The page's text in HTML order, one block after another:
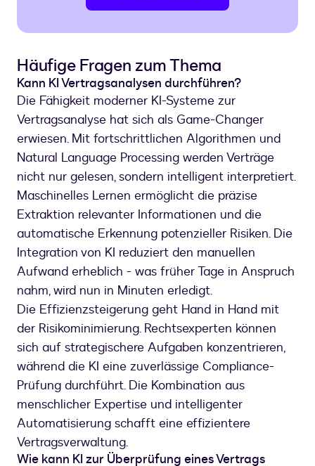
Häufige Fragen zum Thema
Kann KI Vertragsanalysen durchführen?
Die Fähigkeit moderner KI-Systeme zur
Vertragsanalyse hat sich als Game-Changer
erwiesen. Mit fortschrittlichen Algorithmen und
Natural Language Processing werden Verträge
nicht nur gelesen, sondern intelligent interpretiert.
Maschinelles Lernen ermöglicht die präzise
Extraktion relevanter Informationen und die
automatische Erkennung potenzieller Risiken. Die
Integration von KI reduziert den manuellen
Aufwand erheblich - was früher Tage in Anspruch
nahm, wird nun in Minuten erledigt.
Die Effizienzsteigerung geht Hand in Hand mit
der Risikominimierung. Rechtsexperten können
sich auf strategischere Aufgaben konzentrieren,
während die KI eine zuverlässige Compliance-
Prüfung durchführt. Die Kombination aus
menschlicher Expertise und intelligenter
Automatisierung schafft eine effizientere
Vertragsverwaltung.
Wie kann KI zur Überprüfung eines Vertrags